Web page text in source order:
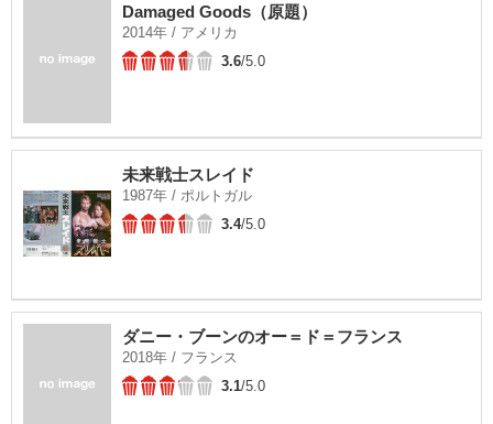
Damaged Goods（原題）
2014年 / アメリカ
3.6/5.0
未来戦士スレイド
1987年 / ポルトガル
3.4/5.0
ダニー・ブーンのオー＝ド＝フランス
2018年 / フランス
3.1/5.0